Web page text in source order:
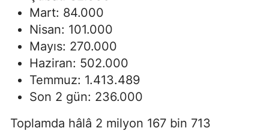
Mart: 84.000
Nisan: 101.000
Mayıs: 270.000
Haziran: 502.000
Temmuz: 1.413.489
Son 2 gün: 236.000
Toplamda hâlâ 2 milyon 167 bin 713